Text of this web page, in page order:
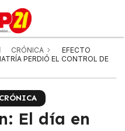
CRÓNICA
EFECTO
PERDIÓ EL CONTROL DE
CRÓNICA
El día en